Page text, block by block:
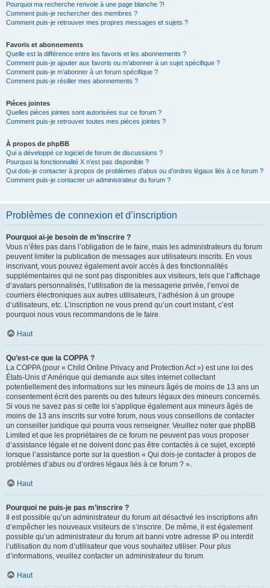
Pourquoi ma recherche renvoie à une page blanche ?!
Comment puis-je rechercher des membres ?
Comment puis-je retrouver mes propres messages et sujets ?
Favoris et abonnements
Quelle est la différence entre les favoris et les abonnements ?
Comment puis-je ajouter aux favoris ou m’abonner à un sujet spécifique ?
Comment puis-je m’abonner à un forum spécifique ?
Comment puis-je résilier mes abonnements ?
Pièces jointes
Quelles pièces jointes sont autorisées sur ce forum ?
Comment puis-je retrouver toutes mes pièces jointes ?
À propos de phpBB
Qui a développé ce logiciel de forum de discussions ?
Pourquoi la fonctionnalité X n’est pas disponible ?
Qui dois-je contacter à propos de problèmes d’abus ou d’ordres légaux liés à ce forum ?
Comment puis-je contacter un administrateur du forum ?
Problèmes de connexion et d’inscription
Pourquoi ai-je besoin de m’inscrire ?
Vous n’êtes pas dans l’obligation de le faire, mais les administrateurs du forum
peuvent limiter la publication de messages aux utilisateurs inscrits. En vous
inscrivant, vous pouvez également avoir accès à des fonctionnalités
supplémentaires qui ne sont pas disponibles aux visiteurs, tels que l’affichage
d’avatars personnalisés, l’utilisation de la messagerie privée, l’envoi de
courriers électroniques aux autres utilisateurs, l’adhésion à un groupe
d’utilisateurs, etc. L’inscription ne vous prend qu’un court instant, c’est
pourquoi nous vous recommandons de le faire.
Haut
Qu’est-ce que la COPPA ?
La COPPA (pour « Child Online Privacy and Protection Act ») est une loi des
États-Unis d’Amérique qui demande aux sites internet collectant
potentiellement des informations sur les mineurs âgés de moins de 13 ans un
consentement écrit des parents ou des tuteurs légaux des mineurs concernés.
Si vous ne savez pas si cette loi s’applique également aux mineurs âgés de
moins de 13 ans inscrits sur votre forum, nous vous conseillons de contacter
un conseiller juridique qui pourra vous renseigner. Veuillez noter que phpBB
Limited et que les propriétaires de ce forum ne peuvent pas vous proposer
d’assistance légale et ne doivent donc pas être contactés à ce sujet, excepté
lorsque l’assistance porte sur la question « Qui dois-je contacter à propos de
problèmes d’abus ou d’ordres légaux liés à ce forum ? ».
Haut
Pourquoi ne puis-je pas m’inscrire ?
Il est possible qu’un administrateur du forum ait désactivé les inscriptions afin
d’empêcher les nouveaux visiteurs de s’inscrire. De même, il est également
possible qu’un administrateur du forum ait banni votre adresse IP ou interdit
l’utilisation du nom d’utilisateur que vous souhaitez utiliser. Pour plus
d’informations, veuillez contacter un administrateur du forum.
Haut